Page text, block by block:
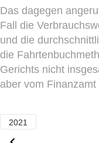
Das dagegen
Fall die
und die
die
Gerichts nicht
aber vom
2021